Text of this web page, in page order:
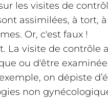
les visites de
assimilées, à tort,
Or, c'est faux !
La visite de contrôle
ou d'être
on dépiste
non